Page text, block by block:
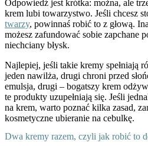
Odpowiedź jest krótka: można, ale
krem lubi towarzystwo. Jeśli chcesz
twarzy, powinnaś robić to z głową.
możesz zafundować sobie zapchane
niechciany błysk.
Najlepiej, jeśli takie kremy spełniają
jeden nawilża, drugi chroni przed
emulsja, drugi – bogatszy krem
te produkty uzupełniają się. Jeśli
na krem, warto poznać kilka zasad,
kosmetyczne ubieranie na cebulkę.
Dwa kremy razem, czyli jak robić to